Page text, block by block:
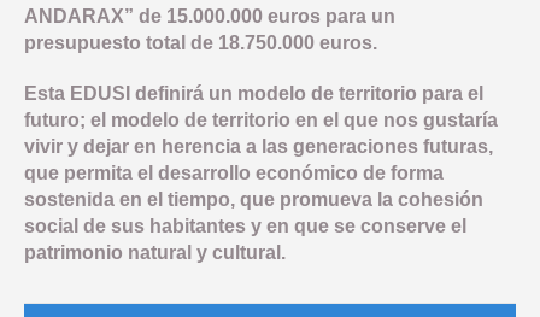
ANDARAX” de 15.000.000 euros para un
presupuesto total de 18.750.000 euros.
Esta EDUSI definirá un modelo de territorio para el
futuro; el modelo de territorio en el que nos gustaría
vivir y dejar en herencia a las generaciones futuras,
que permita el desarrollo económico de forma
sostenida en el tiempo, que promueva la cohesión
social de sus habitantes y en que se conserve el
patrimonio natural y cultural.